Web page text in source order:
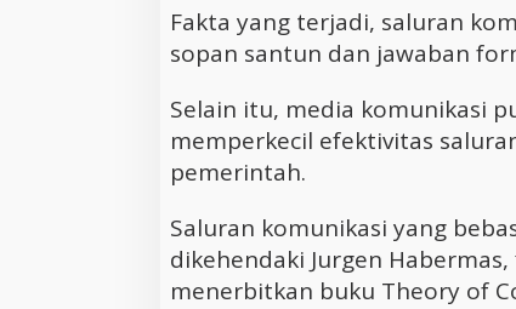
Fakta yang terjadi, saluran
sopan santun dan jawaban
Selain itu, media komunikasi
memperkecil efektivitas
pemerintah.
Saluran komunikasi yang
dikehendaki Jurgen
menerbitkan buku Theory of